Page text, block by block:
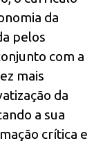
da
pelos
com a
mais
da
a sua
crítica e